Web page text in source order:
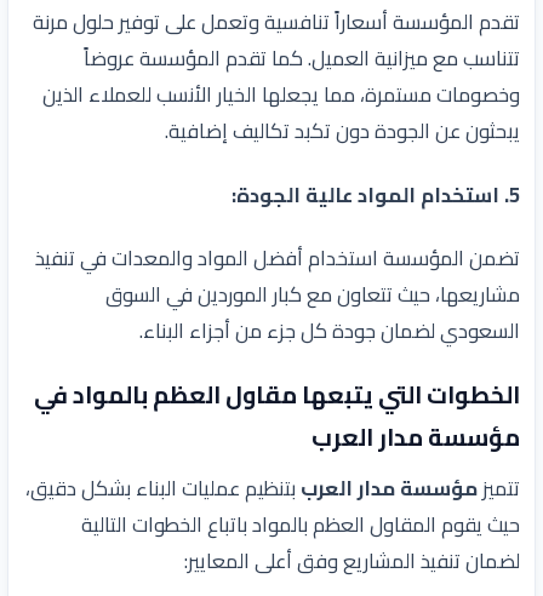
تقدم المؤسسة أسعاراً تنافسية وتعمل على توفير حلول مرنة
تتناسب مع ميزانية العميل. كما تقدم المؤسسة عروضاً
وخصومات مستمرة، مما يجعلها الخيار الأنسب للعملاء الذين
يبحثون عن الجودة دون تكبد تكاليف إضافية.
5. استخدام المواد عالية الجودة:
تضمن المؤسسة استخدام أفضل المواد والمعدات في تنفيذ
مشاريعها، حيث تتعاون مع كبار الموردين في السوق
السعودي لضمان جودة كل جزء من أجزاء البناء.
الخطوات التي يتبعها مقاول العظم بالمواد في
مؤسسة مدار العرب
تتميزمؤسسة مدار العرببتنظيم عمليات البناء بشكل دقيق،
حيث يقوم المقاول العظم بالمواد باتباع الخطوات التالية
لضمان تنفيذ المشاريع وفق أعلى المعايير: